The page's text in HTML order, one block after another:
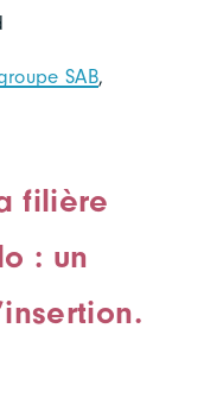
SAB,
filière
: un